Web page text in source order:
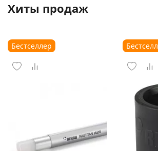
Хиты продаж
Бестселлер